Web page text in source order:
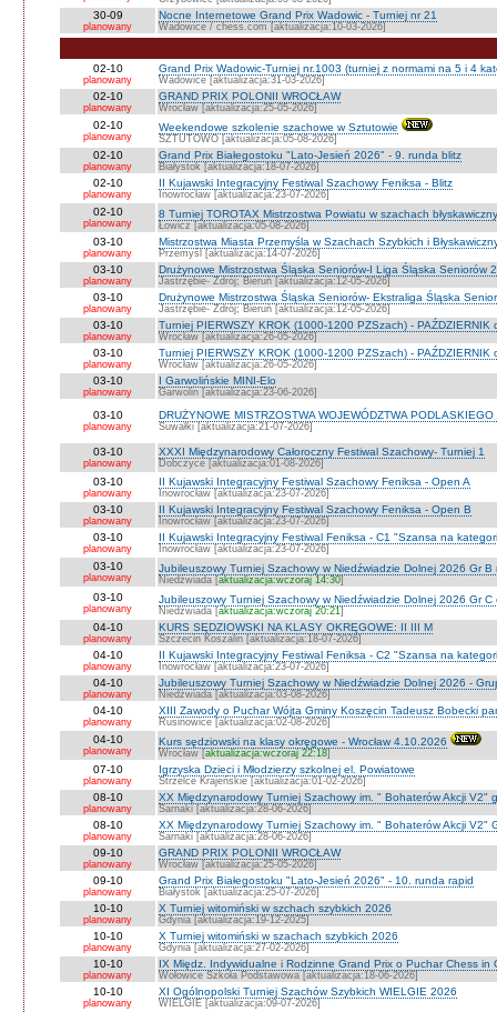
30-09
planowany
Nocne Internetowe Grand Prix Wadowic - Turniej nr 21
Wadowice / chess.com [aktualizacja:10-03-2026]
02-10
planowany
Grand Prix Wadowic-Turniej nr.1003 (turniej z normami na 5 i 4
Wadowice [aktualizacja:31-03-2026]
02-10
planowany
GRAND PRIX POLONII WROCŁAW
Wrocław [aktualizacja:25-05-2026]
02-10
planowany
Weekendowe szkolenie szachowe w Sztutowie
SZTUTOWO [aktualizacja:05-08-2026]
02-10
planowany
Grand Prix Białegostoku "Lato-Jesień 2026" - 9. runda blitz
Białystok [aktualizacja:18-07-2026]
02-10
planowany
II Kujawski Integracyjny Festiwal Szachowy Feniksa - Blitz
Inowrocław [aktualizacja:23-07-2026]
02-10
planowany
8 Turniej TOROTAX Mistrzostwa Powiatu w szachach
Łowicz [aktualizacja:05-08-2026]
03-10
planowany
Mistrzostwa Miasta Przemyśla w Szachach Szybkich i
Przemyśl [aktualizacja:14-07-2026]
03-10
planowany
Drużynowe Mistrzostwa Śląska Seniorów-I Liga Śląska Seniorów
Jastrzębie- Zdrój; Bieruń [aktualizacja:12-05-2026]
03-10
planowany
Drużynowe Mistrzostwa Śląska Seniorów- Ekstraliga Śląska
Jastrzębie- Zdrój; Bieruń [aktualizacja:12-05-2026]
03-10
planowany
Turniej PIERWSZY KROK (1000-1200 PZSzach) - PAŹDZIERNIK
Wrocław [aktualizacja:26-05-2026]
03-10
planowany
Turniej PIERWSZY KROK (1000-1200 PZSzach) - PAŹDZIERNIK
Wrocław [aktualizacja:26-05-2026]
03-10
planowany
I Garwolińskie MINI-Elo
Garwolin [aktualizacja:23-06-2026]
03-10
planowany
DRUŻYNOWE MISTRZOSTWA WOJEWÓDZTWA
Suwałki [aktualizacja:21-07-2026]
03-10
planowany
XXXI Międzynarodowy Całoroczny Festiwal Szachowy- Turniej 1
Dobczyce [aktualizacja:01-08-2026]
03-10
planowany
II Kujawski Integracyjny Festiwal Szachowy Feniksa - Open A
Inowrocław [aktualizacja:23-07-2026]
03-10
planowany
II Kujawski Integracyjny Festiwal Szachowy Feniksa - Open B
Inowrocław [aktualizacja:23-07-2026]
03-10
planowany
II Kujawski Integracyjny Festiwal Feniksa - C1 "Szansa na
Inowrocław [aktualizacja:23-07-2026]
03-10
planowany
Jubileuszowy Turniej Szachowy w Niedźwiadzie Dolnej 2026 Gr
Niedźwiada [aktualizacja:wczoraj 14:30]
03-10
planowany
Jubileuszowy Turniej Szachowy w Niedźwiadzie Dolnej 2026 Gr
Niedźwiada [aktualizacja:wczoraj 20:21]
04-10
planowany
KURS SĘDZIOWSKI NA KLASY OKRĘGOWE: II III M
Szczecin Koszalin [aktualizacja:18-07-2026]
04-10
planowany
II Kujawski Integracyjny Festiwal Feniksa - C2 "Szansa na
Inowrocław [aktualizacja:23-07-2026]
04-10
planowany
Jubileuszowy Turniej Szachowy w Niedźwiadzie Dolnej 2026 -
Niedżwiada [aktualizacja:03-08-2026]
04-10
planowany
XIII Zawody o Puchar Wójta Gminy Koszęcin Tadeusz Bobecki
Rusinowice [aktualizacja:02-08-2026]
04-10
planowany
Kurs sędziowski na klasy okręgowe - Wrocław 4.10.2026
Wrocław [aktualizacja:wczoraj 22:18]
07-10
planowany
Igrzyska Dzieci i Młodzierzy szkolnej el. Powiatowe
Strzelce Krajeńskie [aktualizacja:01-02-2026]
08-10
planowany
XX Międzynarodowy Turniej Szachowy im. " Bohaterów Akcji V2"
Sarnaki [aktualizacja:28-06-2026]
08-10
planowany
XX Międzynarodowy Turniej Szachowy im. " Bohaterów Akcji V2"
Sarnaki [aktualizacja:28-06-2026]
09-10
planowany
GRAND PRIX POLONII WROCŁAW
Wrocław [aktualizacja:25-05-2026]
09-10
planowany
Grand Prix Białegostoku "Lato-Jesień 2026" - 10. runda rapid
Białystok [aktualizacja:25-07-2026]
10-10
planowany
X Turniej witomiński w szchach szybkich 2026
Gdynia [aktualizacja:19-12-2025]
10-10
planowany
X Turniej witomiński w szachach szybkich 2026
Gdynia [aktualizacja:27-02-2026]
10-10
planowany
IX Międz. Indywidualne i Rodzinne Grand Prix o Puchar Chess in
Wołowice Szkoła Podstawowa [aktualizacja:18-06-2026]
10-10
planowany
XI Ogólnopolski Turniej Szachów Szybkich WIELGIE 2026
WIELGIE [aktualizacja:09-07-2026]